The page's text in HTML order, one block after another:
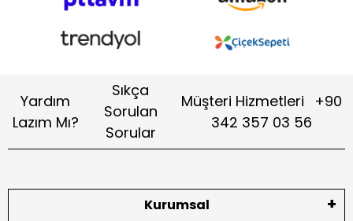
Yardım
Lazım Mı?
Sıkça
Sorulan
Sorular
Müşteri Hizmetleri
+90
342 357 03 56
Kurumsal